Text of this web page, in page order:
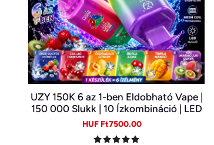
UZY 150K 6 az 1-ben Eldobható Vape |
150 000 Slukk | 10 Ízkombináció | LED
Kijelző | Type-C Újratölthető E-cigi
Sale
HUF Ft7500.00